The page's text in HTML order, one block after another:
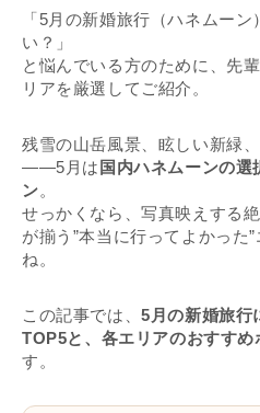
「5月の新婚旅行（ハネムー
い？」
と悩んでいる方のために、先
リアを厳選してご紹介。
残雪の山岳風景、眩しい新緑
――5月は 国内ハネムーンの
ン。
せっかくなら、写真映えする
が揃う”本当に行ってよかった
ね。
この記事では、5月の新婚旅行
TOP5と、各エリアのおすすめ
す。